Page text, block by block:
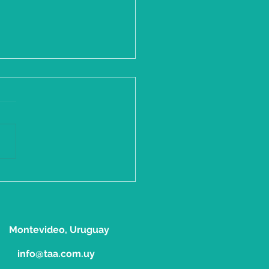
Montevideo, Uruguay
info@taa.com.uy